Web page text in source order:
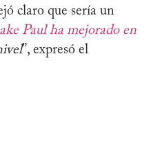
claro que sería un
ake Paul ha mejorado en
”, expresó el